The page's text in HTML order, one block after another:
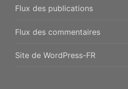
Flux des publications
Flux des commentaires
Site de WordPress-FR